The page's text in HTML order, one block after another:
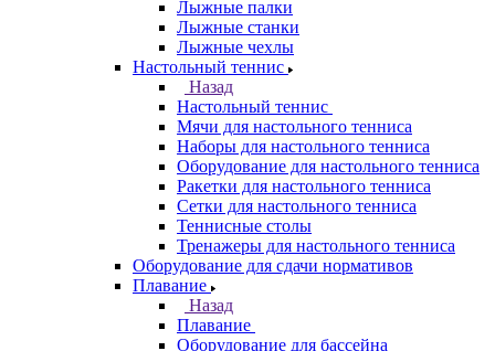
Лыжные палки
Лыжные станки
Лыжные чехлы
Настольный теннис
Назад
Настольный теннис
Мячи для настольного тенниса
Наборы для настольного тенниса
Оборудование для настольного тенниса
Ракетки для настольного тенниса
Сетки для настольного тенниса
Теннисные столы
Тренажеры для настольного тенниса
Оборудование для сдачи нормативов
Плавание
Назад
Плавание
Оборудование для бассейна